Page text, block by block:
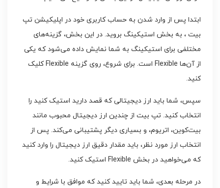
ابتدا پس از وارد شدن به حساب کاربری خود در اپلیکیشن تپ
بیت ، به بخش استیکینگ بروید. در این بخش، گزینه‌های
مختلفی برای استیکینگ به شما نمایش داده می‌شود که یکی
از آن‌ها Flexible است. برای شروع، روی گزینه Flexible کلیک
کنید.
سپس، شما باید ارز دیجیتالی که قصد دارید استیک کنید را
انتخاب کنید. تپ بیت از چندین ارز دیجیتال محبوب مانند
بیت‌کوین، اتریوم، و بسیاری دیگر پشتیبانی می‌کند. پس از
انتخاب ارز مورد نظر، باید مقدار دقیق ارز دیجیتال را وارد کنید
که می‌خواهید در بخش Flexible استیک کنید.
در مرحله بعدی، شما باید تایید کنید که موافق با شرایط و